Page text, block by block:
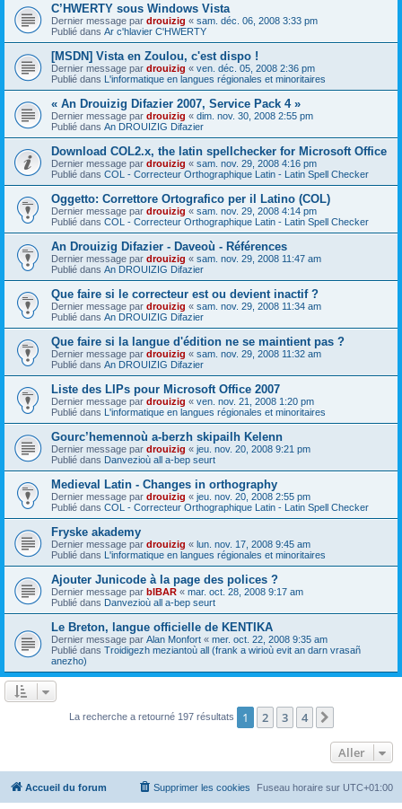
C’HWERTY sous Windows Vista
Dernier message par drouizig « sam. déc. 06, 2008 3:33 pm
Publié dans Ar c'hlavier C'HWERTY
[MSDN] Vista en Zoulou, c'est dispo !
Dernier message par drouizig « ven. déc. 05, 2008 2:36 pm
Publié dans L'informatique en langues régionales et minoritaires
« An Drouizig Difazier 2007, Service Pack 4 »
Dernier message par drouizig « dim. nov. 30, 2008 2:55 pm
Publié dans An DROUIZIG Difazier
Download COL2.x, the latin spellchecker for Microsoft Office
Dernier message par drouizig « sam. nov. 29, 2008 4:16 pm
Publié dans COL - Correcteur Orthographique Latin - Latin Spell Checker
Oggetto: Correttore Ortografico per il Latino (COL)
Dernier message par drouizig « sam. nov. 29, 2008 4:14 pm
Publié dans COL - Correcteur Orthographique Latin - Latin Spell Checker
An Drouizig Difazier - Daveoù - Références
Dernier message par drouizig « sam. nov. 29, 2008 11:47 am
Publié dans An DROUIZIG Difazier
Que faire si le correcteur est ou devient inactif ?
Dernier message par drouizig « sam. nov. 29, 2008 11:34 am
Publié dans An DROUIZIG Difazier
Que faire si la langue d'édition ne se maintient pas ?
Dernier message par drouizig « sam. nov. 29, 2008 11:32 am
Publié dans An DROUIZIG Difazier
Liste des LIPs pour Microsoft Office 2007
Dernier message par drouizig « ven. nov. 21, 2008 1:20 pm
Publié dans L'informatique en langues régionales et minoritaires
Gourc’hemennoù a-berzh skipailh Kelenn
Dernier message par drouizig « jeu. nov. 20, 2008 9:21 pm
Publié dans Danvezioù all a-bep seurt
Medieval Latin - Changes in orthography
Dernier message par drouizig « jeu. nov. 20, 2008 2:55 pm
Publié dans COL - Correcteur Orthographique Latin - Latin Spell Checker
Fryske akademy
Dernier message par drouizig « lun. nov. 17, 2008 9:45 am
Publié dans L'informatique en langues régionales et minoritaires
Ajouter Junicode à la page des polices ?
Dernier message par bIBAR « mar. oct. 28, 2008 9:17 am
Publié dans Danvezioù all a-bep seurt
Le Breton, langue officielle de KENTIKA
Dernier message par Alan Monfort « mer. oct. 22, 2008 9:35 am
Publié dans Troidigezh meziantoù all (frank a wirioù evit an darn vrasañ
anezho)
La recherche a retourné 197 résultats 1 2 3 4
Aller
Accueil du forum Fuseau horaire sur UTC+01:00
Supprimer les cookies